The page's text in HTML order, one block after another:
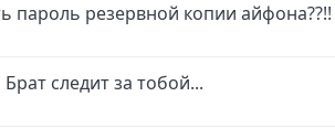
пароль резервной копии айфона??!!
следит за тобой...